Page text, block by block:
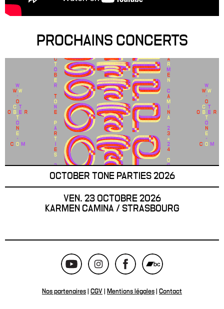
PROCHAINS CONCERTS
OCTOBER TONE PARTIES 2026
VEN. 23 OCTOBRE 2026
KARMEN CAMINA / STRASBOURG
Nos partenaires CGV Mentions légales Contact